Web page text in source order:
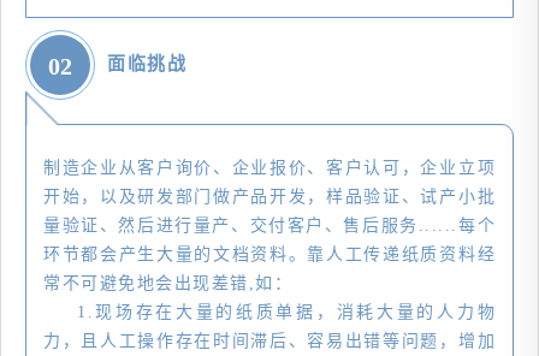
02 面临挑战
制造企业从客户询价、企业报价、客户认可，企业立项
开始，以及研发部门做产品开发，样品验证、试产小批
量验证、然后进行量产、交付客户、售后服务......每个
环节都会产生大量的文档资料。靠人工传递纸质资料经
常不可避免地会出现差错,如：
1.现场存在大量的纸质单据，消耗大量的人力物
力，且人工操作存在时间滞后、容易出错等问题，增加